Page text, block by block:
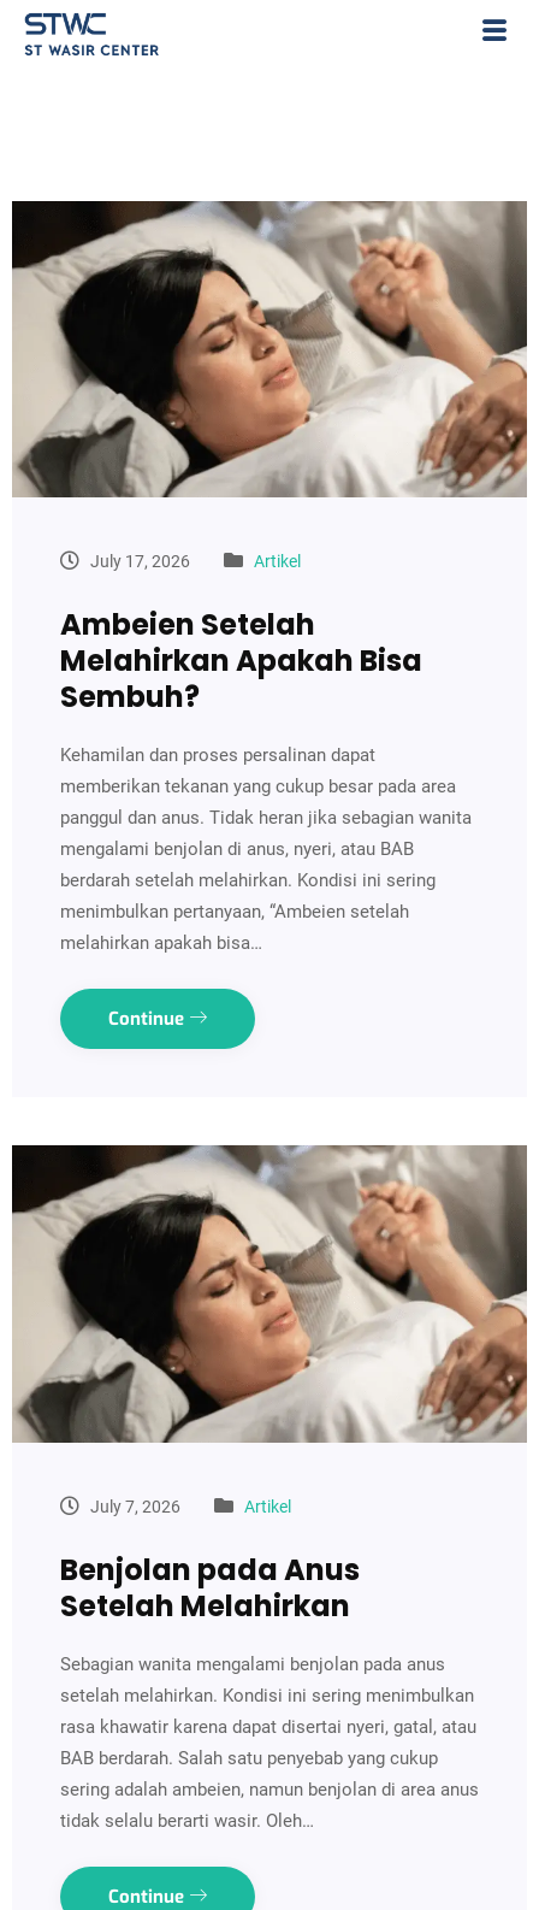
July 17, 2026 Artikel
Ambeien Setelah
Melahirkan Apakah Bisa
Sembuh?
Kehamilan dan proses persalinan dapat
memberikan tekanan yang cukup besar pada area
panggul dan anus. Tidak heran jika sebagian wanita
mengalami benjolan di anus, nyeri, atau BAB
berdarah setelah melahirkan. Kondisi ini sering
menimbulkan pertanyaan, “Ambeien setelah
melahirkan apakah bisa…
Continue
July 7, 2026 Artikel
Benjolan pada Anus
Setelah Melahirkan
Sebagian wanita mengalami benjolan pada anus
setelah melahirkan. Kondisi ini sering menimbulkan
rasa khawatir karena dapat disertai nyeri, gatal, atau
BAB berdarah. Salah satu penyebab yang cukup
sering adalah ambeien, namun benjolan di area anus
tidak selalu berarti wasir. Oleh…
Continue